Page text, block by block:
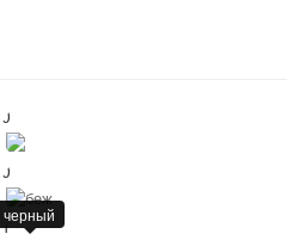
0
0
1черный